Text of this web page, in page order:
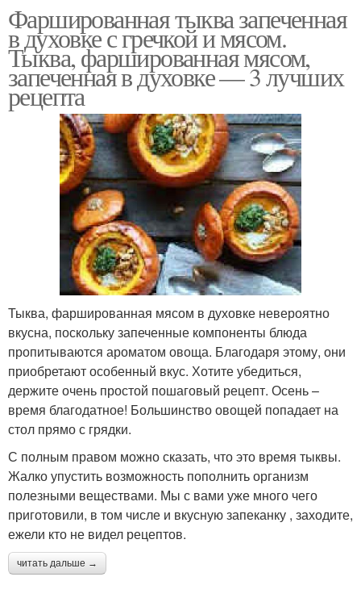
Фаршированная тыква запеченная
в духовке с гречкой и мясом.
Тыква, фаршированная мясом,
запеченная в духовке — 3 лучших
рецепта
Тыква, фаршированная мясом в духовке невероятно
вкусна, поскольку запеченные компоненты блюда
пропитываются ароматом овоща. Благодаря этому, они
приобретают особенный вкус. Хотите убедиться,
держите очень простой пошаговый рецепт. Осень –
время благодатное! Большинство овощей попадает на
стол прямо с грядки.
С полным правом можно сказать, что это время тыквы.
Жалко упустить возможность пополнить организм
полезными веществами. Мы с вами уже много чего
приготовили, в том числе и вкусную запеканку , заходите,
ежели кто не видел рецептов.
читать дальше →